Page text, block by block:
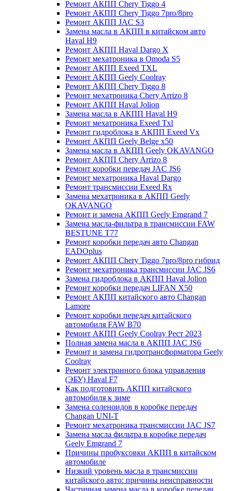
Ремонт АКПП Chery Tiggo 4
Ремонт АКПП Chery Tiggo 7pro/8pro
Ремонт АКПП JAC S3
Замена масла в АКПП в китайском авто
Haval H9
Ремонт АКПП Haval Dargo X
Ремонт мехатроника в Omoda S5
Ремонт АКПП Exeed TXL
Ремонт АКПП Geely Coolray
Ремонт АКПП Chery Tiggo 8
Ремонт мехатроника Chery Arrizo 8
Ремонт АКПП Haval Jolion
Замена масла в АКПП Haval H9
Ремонт мехатроника Exeed Txl
Ремонт гидроблока в АКПП Exeed Vx
Ремонт АКПП Geely Belge x50
Замена масла в АКПП Geely OKAVANGO
Ремонт АКПП Chery Arrizo 8
Ремонт коробки передач JAC JS6
Ремонт мехатроника Haval Dargo
Ремонт трансмиссии Exeed Rx
Замена мехатроника в АКПП Geely
OKAVANGO
Ремонт и замена АКПП Geely Emgrand 7
Замена масла-фильтра в трансмиссии FAW
BESTUNE T77
Ремонт коробки передач авто Changan
EADOplus
Ремонт АКПП Chery Tiggo 7pro/8pro гибрид
Ремонт мехатроника трансмиссии JAC JS6
Замена гидроблока в АКПП Haval Jolion
Ремонт коробки передач LIFAN X50
Ремонт АКПП китайского авто Changan
Lamore
Ремонт коробки передач китайского
автомобиля FAW B70
Ремонт АКПП Geely Coolray Pест 2023
Полная замена масла в АКПП JAC JS6
Ремонт и замена гидротрансформатора Geely
Coolray
Ремонт электронного блока управления
(ЭБУ) Haval F7
Как подготовить АКПП китайского
автомобиля к зиме
Замена соленоидов в коробке передач
Changan UNI-T
Ремонт мехатроника трансмиссии JAC JS7
Замена масла фильтра в коробке передач
Geely Emgrand 7
Причины пробуксовки АКПП в китайском
автомобиле
Низкий уровень масла в трансмиссии
китайского авто: причины неисправности
Частичная замена масла в коробке передач